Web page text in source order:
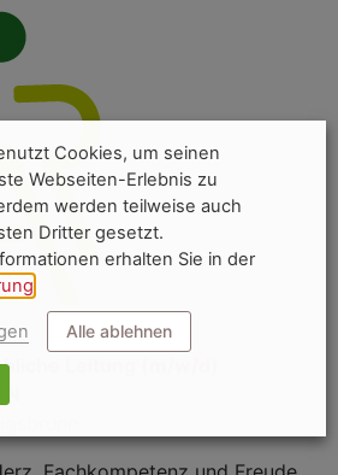
Leitung (m/w/d)
Cookies, um seinen
Webseiten-Erlebnis zu
werden teilweise auch
Dritter gesetzt.
erhalten Sie in der
Alle ablehnen